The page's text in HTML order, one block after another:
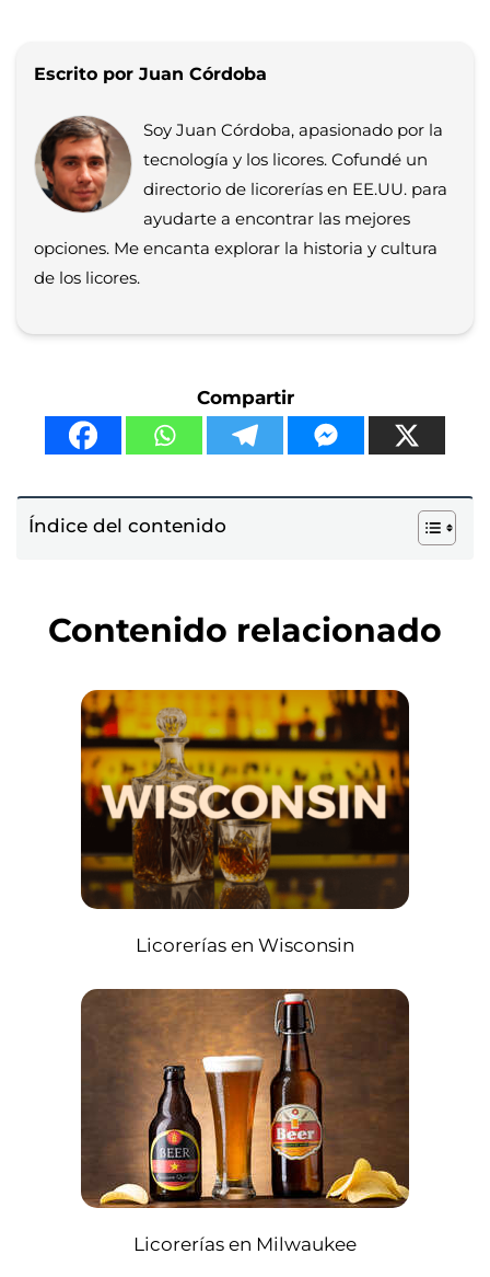
Escrito por Juan Córdoba
Soy Juan Córdoba, apasionado por la
tecnología y los licores. Cofundé un
directorio de licorerías en EE.UU. para
ayudarte a encontrar las mejores
opciones. Me encanta explorar la historia y cultura
de los licores.
Compartir
Índice del contenido
Contenido relacionado
Licorerías en Wisconsin
Licorerías en Milwaukee